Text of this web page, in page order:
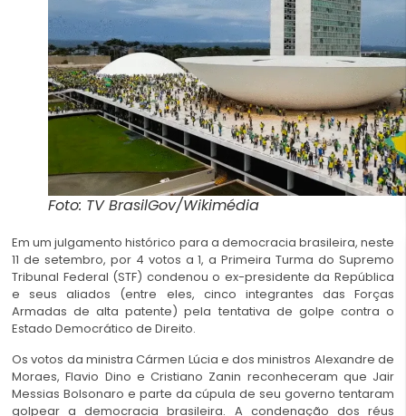
Foto: TV BrasilGov/Wikimédia
Em um julgamento histórico para a democracia brasileira, neste
11 de setembro, por 4 votos a 1, a Primeira Turma do Supremo
Tribunal Federal (STF) condenou o ex-presidente da República
e seus aliados (entre eles, cinco integrantes das Forças
Armadas de alta patente) pela tentativa de golpe contra o
Estado Democrático de Direito.
Os votos da ministra Cármen Lúcia e dos ministros Alexandre de
Moraes, Flavio Dino e Cristiano Zanin reconheceram que Jair
Messias Bolsonaro e parte da cúpula de seu governo tentaram
golpear a democracia brasileira. A condenação dos réus